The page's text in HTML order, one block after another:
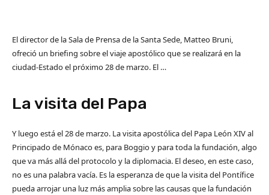
El director de la Sala de Prensa de la Santa Sede, Matteo Bruni,
ofreció un briefing sobre el viaje apostólico que se realizará en la
ciudad-Estado el próximo 28 de marzo. El …
La visita del Papa
Y luego está el 28 de marzo. La visita apostólica del Papa León XIV al
Principado de Mónaco es, para Boggio y para toda la fundación, algo
que va más allá del protocolo y la diplomacia. El deseo, en este caso,
no es una palabra vacía. Es la esperanza de que la visita del Pontífice
pueda arrojar una luz más amplia sobre las causas que la fundación